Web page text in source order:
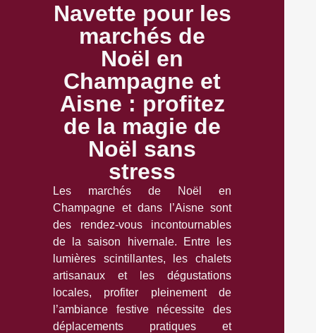
Navette pour les
marchés de
Noël en
Champagne et
Aisne : profitez
de la magie de
Noël sans
stress
Les marchés de Noël en
Champagne et dans l’Aisne sont
des rendez-vous incontournables
de la saison hivernale. Entre les
lumières scintillantes, les chalets
artisanaux et les dégustations
locales, profiter pleinement de
l’ambiance festive nécessite des
déplacements pratiques et